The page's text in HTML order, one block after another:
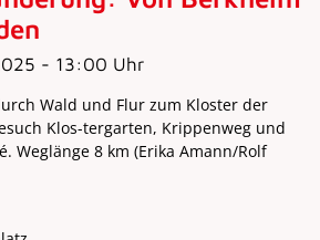
- 13:00 Uhr
Wald und Flur zum Kloster der
Klos-tergarten, Krippenweg und
Weglänge 8 km (Erika Amann/Rolf